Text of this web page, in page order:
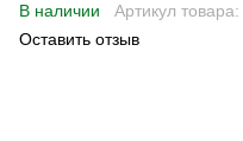
В наличии Артикул товара:
Оставить отзыв